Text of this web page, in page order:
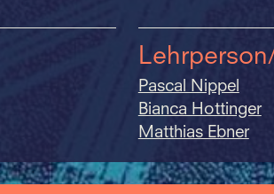
Pascal Nippel
Bianca Hottinger
Matthias Ebner